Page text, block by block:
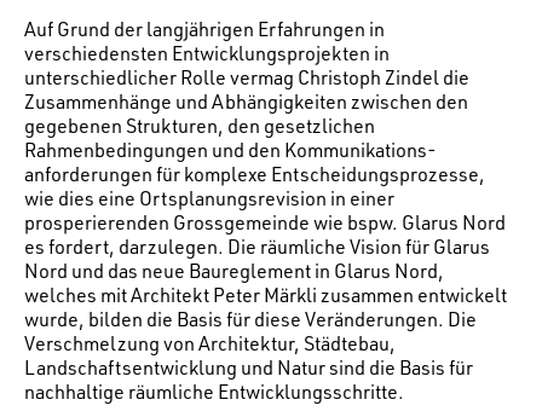
Auf Grund der langjährigen Erfahrungen in
verschiedensten Entwicklungsprojekten in
unterschiedlicher Rolle vermag Christoph Zindel die
Zusammenhänge und Abhängigkeiten zwischen den
gegebenen Strukturen, den gesetzlichen
Rahmenbedingungen und den Kommunikations­
anforderungen für komplexe Entscheidungsprozesse,
wie dies eine Ortsplanungsrevision in einer
prosperierenden Grossgemeinde wie bspw. Glarus Nord
es fordert, darzulegen. Die räumliche Vision für Glarus
Nord und das neue Baureglement in Glarus Nord,
welches mit Architekt Peter Märkli zusammen entwickelt
wurde, bilden die Basis für diese Veränderungen. Die
Verschmelzung von Architektur, Städtebau,
Landschaftsentwicklung und Natur sind die Basis für
nachhaltige räumliche Entwicklungsschritte.